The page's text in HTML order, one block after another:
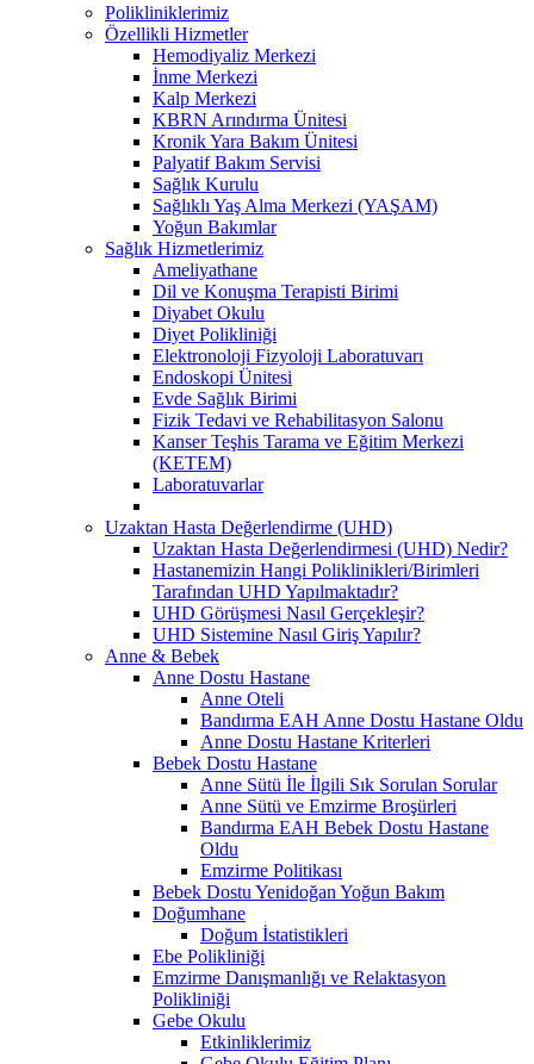
Polikliniklerimiz
Özellikli Hizmetler
Hemodiyaliz Merkezi
İnme Merkezi
Kalp Merkezi
KBRN Arındırma Ünitesi
Kronik Yara Bakım Ünitesi
Palyatif Bakım Servisi
Sağlık Kurulu
Sağlıklı Yaş Alma Merkezi (YAŞAM)
Yoğun Bakımlar
Sağlık Hizmetlerimiz
Ameliyathane
Dil ve Konuşma Terapisti Birimi
Diyabet Okulu
Diyet Polikliniği
Elektronoloji Fizyoloji Laboratuvarı
Endoskopi Ünitesi
Evde Sağlık Birimi
Fizik Tedavi ve Rehabilitasyon Salonu
Kanser Teşhis Tarama ve Eğitim Merkezi
(KETEM)
Laboratuvarlar
Uzaktan Hasta Değerlendirme (UHD)
Uzaktan Hasta Değerlendirmesi (UHD) Nedir?
Hastanemizin Hangi Poliklinikleri/Birimleri
Tarafından UHD Yapılmaktadır?
UHD Görüşmesi Nasıl Gerçekleşir?
UHD Sistemine Nasıl Giriş Yapılır?
Anne & Bebek
Anne Dostu Hastane
Anne Oteli
Bandırma EAH Anne Dostu Hastane Oldu
Anne Dostu Hastane Kriterleri
Bebek Dostu Hastane
Anne Sütü İle İlgili Sık Sorulan Sorular
Anne Sütü ve Emzirme Broşürleri
Bandırma EAH Bebek Dostu Hastane
Oldu
Emzirme Politikası
Bebek Dostu Yenidoğan Yoğun Bakım
Doğumhane
Doğum İstatistikleri
Ebe Polikliniği
Emzirme Danışmanlığı ve Relaktasyon
Polikliniği
Gebe Okulu
Etkinliklerimiz